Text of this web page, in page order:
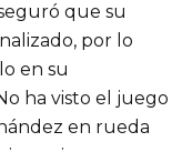
que su
por lo
en su
ha visto el juego
en rueda